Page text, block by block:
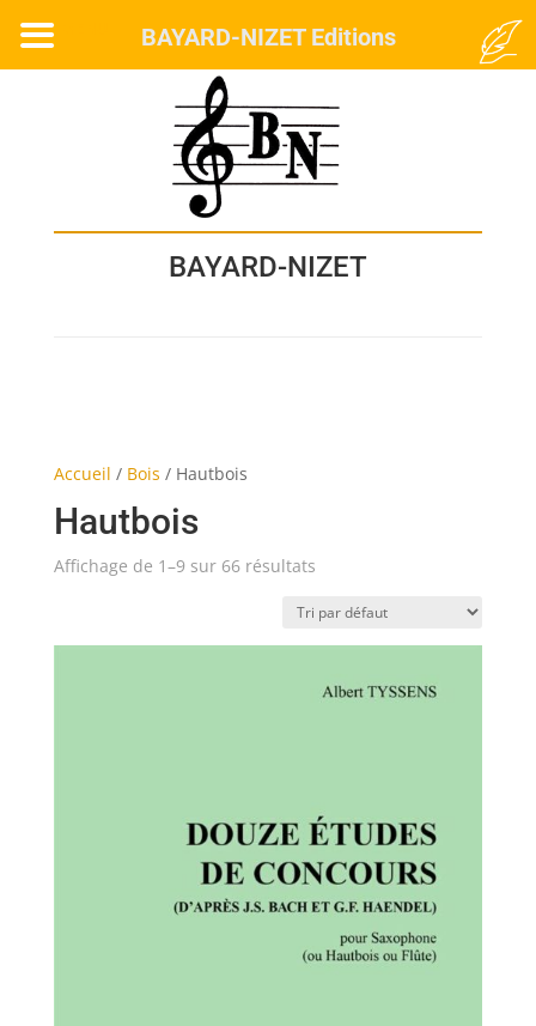
BAYARD-NIZET
Accueil / Bois / Hautbois
Hautbois
Affichage de 1–9 sur 66 résultats
BAYARD-NIZET Editions